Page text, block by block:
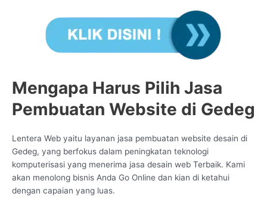
Mengapa Harus Pilih Jasa
Pembuatan Website di Gedeg
Lentera Web yaitu layanan jasa pembuatan website desain di
Gedeg, yang berfokus dalam peningkatan teknologi
komputerisasi yang menerima jasa desain web Terbaik. Kami
akan menolong bisnis Anda Go Online dan kian di ketahui
dengan capaian yang luas.